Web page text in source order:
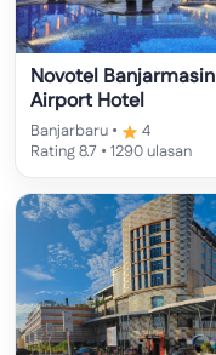
Novotel Banjarmasin
Airport Hotel
Banjarbaru •
4
Rating 8.7 • 1290 ulasan